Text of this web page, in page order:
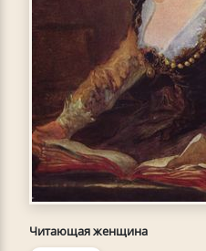
Читающая женщина